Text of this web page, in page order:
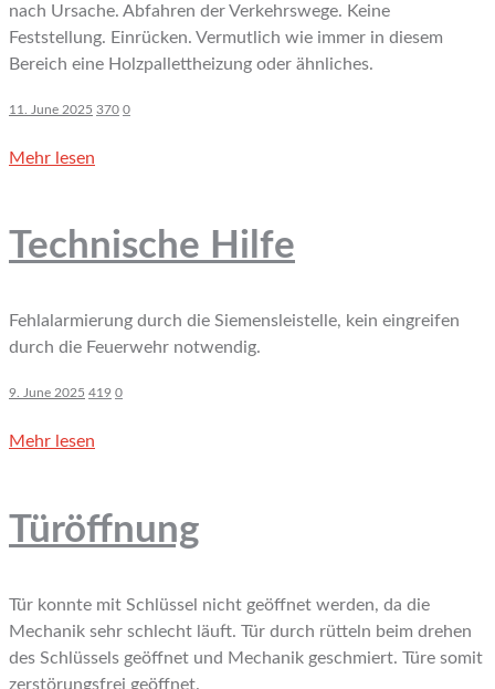
nach Ursache. Abfahren der Verkehrswege. Keine
Feststellung. Einrücken. Vermutlich wie immer in diesem
Bereich eine Holzpallettheizung oder ähnliches.
11. June 2025 370 0
Mehr lesen
Technische Hilfe
Fehlalarmierung durch die Siemensleistelle, kein eingreifen
durch die Feuerwehr notwendig.
9. June 2025 419 0
Mehr lesen
Türöffnung
Tür konnte mit Schlüssel nicht geöffnet werden, da die
Mechanik sehr schlecht läuft. Tür durch rütteln beim drehen
des Schlüssels geöffnet und Mechanik geschmiert. Türe somit
zerstörungsfrei geöffnet.